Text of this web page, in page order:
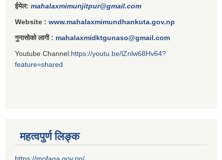
ईमेल: mahalaxmimunjitpur@gmail.com
Website : www.mahalaxmimundhankuta.gov.np
गुनासोको लागी : mahalaxmidktgunaso@gmail.com
Youtube Channel:https://youtu.be/lZnlw68Hv64?
feature=shared
महत्वपुर्ण लिङ्क